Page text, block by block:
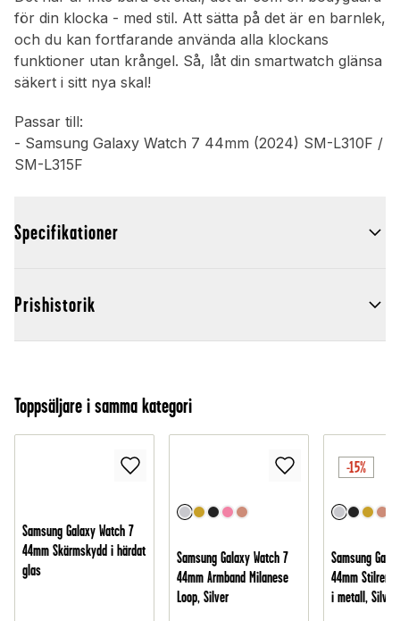
för din klocka - med stil. Att sätta på det är en barnlek,
och du kan fortfarande använda alla klockans
funktioner utan krångel. Så, låt din smartwatch glänsa
säkert i sitt nya skal!
Passar till:
- Samsung Galaxy Watch 7 44mm (2024) SM-L310F /
SM-L315F
Specifikationer
Prishistorik
Toppsäljare i samma kategori
Samsung Galaxy Watch 7
44mm Skärmskydd i härdat
glas
Samsung Galaxy Watch 7
44mm Armband Milanese
Loop, Silver
-15%
Samsung
44mm Stilrent
i metall, Silver